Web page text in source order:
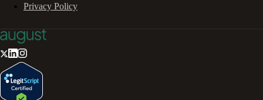
Privacy Policy